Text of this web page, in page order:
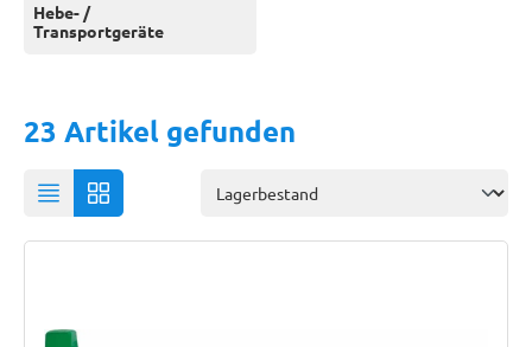
Hebe- /
Transportgeräte
23 Artikel gefunden